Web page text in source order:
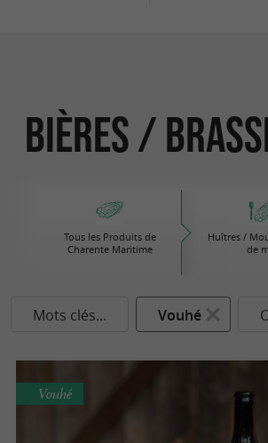
Bières /
Tous les Produits de
Charente Maritime
Huîtres /
de
Mots clés... Vouhé
Vouhé